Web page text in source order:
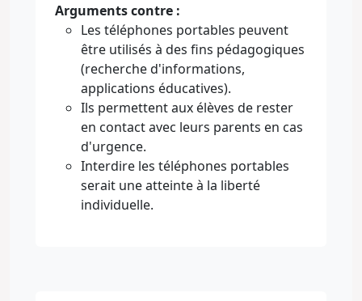
Arguments contre :
Les téléphones portables peuvent
être utilisés à des fins pédagogiques
(recherche d'informations,
applications éducatives).
Ils permettent aux élèves de rester
en contact avec leurs parents en cas
d'urgence.
Interdire les téléphones portables
serait une atteinte à la liberté
individuelle.